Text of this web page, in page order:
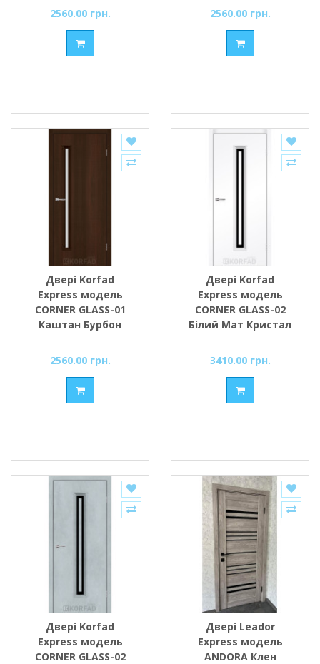
чорне
2560.00 грн.
2560.00 грн.
Двері Korfad
Express модель
CORNER GLASS-01
Каштан Бурбон
чорне
2560.00 грн.
Двері Korfad
Express модель
CORNER GLASS-02
Білий Мат Кристал
чорне
3410.00 грн.
Двері Korfad
Express модель
CORNER GLASS-02
Двері Leador
Express модель
ANDORA Клен